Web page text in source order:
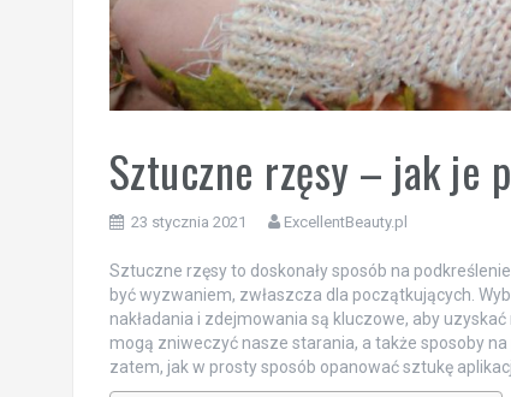
Sztuczne rzęsy – jak je
23 stycznia 2021 ExcellentBeauty.pl
Sztuczne rzęsy to doskonały sposób na
być wyzwaniem, zwłaszcza dla początkujących.
nakładania i zdejmowania są kluczowe, aby
mogą zniweczyć nasze starania, a także sposoby na
zatem, jak w prosty sposób opanować sztukę